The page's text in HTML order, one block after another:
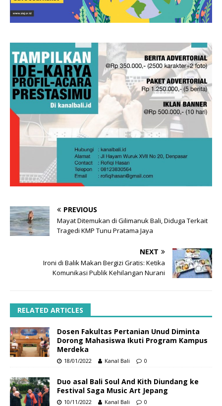
PREVIOUS
Mayat Ditemukan di Gilimanuk Bali, Diduga Terkait
Tragedi KMP Tunu Pratama Jaya
NEXT
Ironi di Balik Makan Bergizi Gratis: Ketika
Komunikasi Publik Kehilangan Nurani
RELATED ARTICLES
Dosen Fakultas Pertanian Unud Diminta
Dorong Mahasiswa Ikuti Program Kampus
Merdeka
18/01/2022 Kanal Bali 0
Duo asal Bali Soul And Kith Diundang ke
Festival Saga Music Art Jepang
10/11/2022 Kanal Bali 0